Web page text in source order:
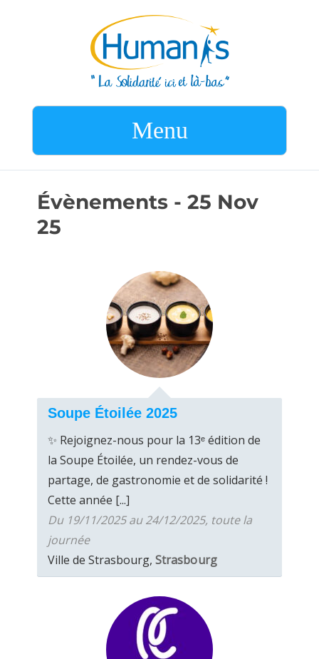
Menu
Évènements - 25 Nov
25
Soupe Étoilée 2025
✨ Rejoignez-nous pour la 13ᵉ édition de
la Soupe Étoilée, un rendez-vous de
partage, de gastronomie et de solidarité !
Cette année [...]
Du 19/11/2025 au 24/12/2025, toute la
journée
Ville de Strasbourg, Strasbourg